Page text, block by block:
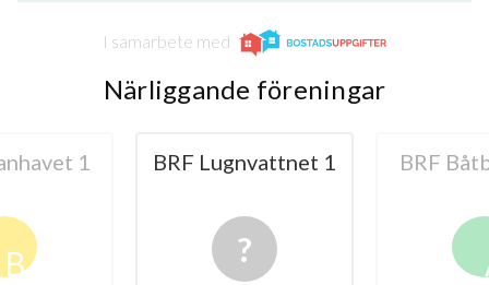
I samarbete med
Närliggande föreningar
1 BRF Båtbyggaren
A
BRF